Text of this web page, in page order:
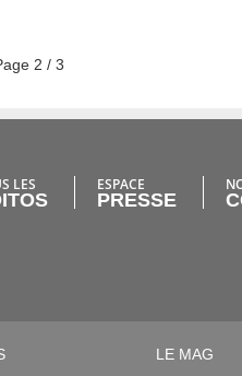
2 / 3
LES ESPACE
PRESSE
LE MAG